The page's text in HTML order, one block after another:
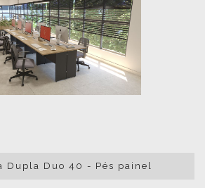
Dupla Duo 40 - Pés painel